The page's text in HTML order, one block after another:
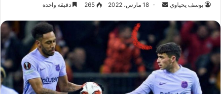
يوسف يحياوي
ل
ب
ر
د
18 مارس، 2022 265 دقيقة واحدة